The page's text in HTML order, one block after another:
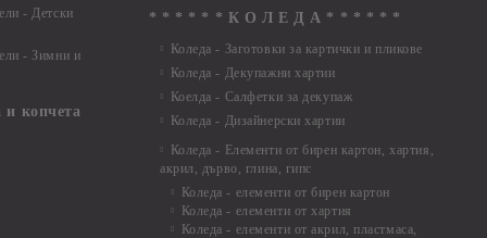
- Детски
- Зимни и
копчета
* * * * * * К О Л Е Д А * * * * * *
Коледа - Заготовки за картички и пликове
Коледа - Декупажни хартии
Коелда - Салфетки за декупаж
Коледа - Дизайнерски хартии
Коледа - Eлементи от бирен картон, хартия,
акрил, дърво, глина, гипс
Коледа - елементи от бирен картон
Коледа - елементи от хартия
Коледа - елементи от акрил, пластмаса,